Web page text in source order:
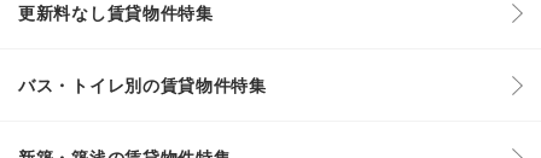
更新料なし賃貸物件特集
バス・トイレ別の賃貸物件特集